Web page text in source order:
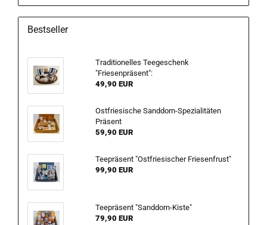
Bestseller
Traditionelles Teegeschenk
"Friesenpräsent":
49,90 EUR
Ostfriesische Sanddorn-Spezialitäten
Präsent
59,90 EUR
Teepräsent "Ostfriesischer Friesenfrust"
99,90 EUR
Teepräsent "Sanddorn-Kiste"
79,90 EUR